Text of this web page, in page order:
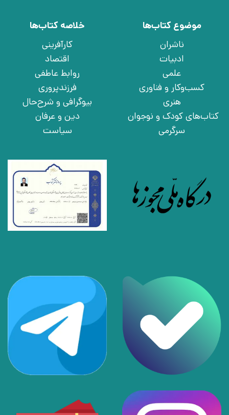
موضوع کتاب‌ها
ناشران
ادبیات
علمی
کسب‌وکار و فناوری
هنری
کتاب‌های کودک و نوجوان
سرگرمی
خلاصه کتاب‌ها
کارآفرینی
اقتصاد
روابط عاطفی
فرزندپروری
بیوگرافی و شرح‌حال
دین و عرفان
سیاست